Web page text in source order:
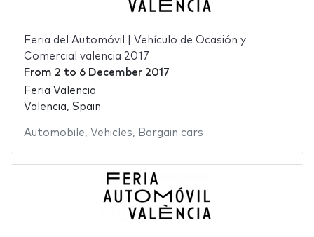
Feria del Automóvil | Vehículo de Ocasión y
Comercial valencia 2017
From 2 to 6 December 2017
Feria Valencia
Valencia, Spain
Automobile, Vehicles, Bargain cars